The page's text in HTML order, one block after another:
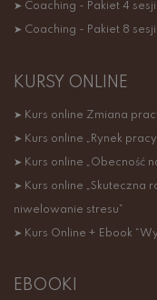
➤ Coaching - Pakiet 4 sesji
➤ Coaching - Pakiet 8 sesji
KURSY ONLINE
➤ Kurs online Zmiana
➤ Kurs online „Rynek
➤ Kurs online „Obecność
➤ Kurs online
niwelowanie stresu”
➤ Kurs Online + Ebook
EBOOKI